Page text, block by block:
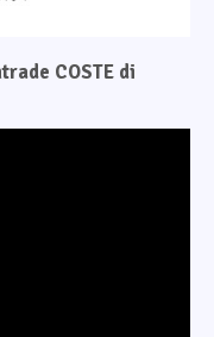
COSTE di